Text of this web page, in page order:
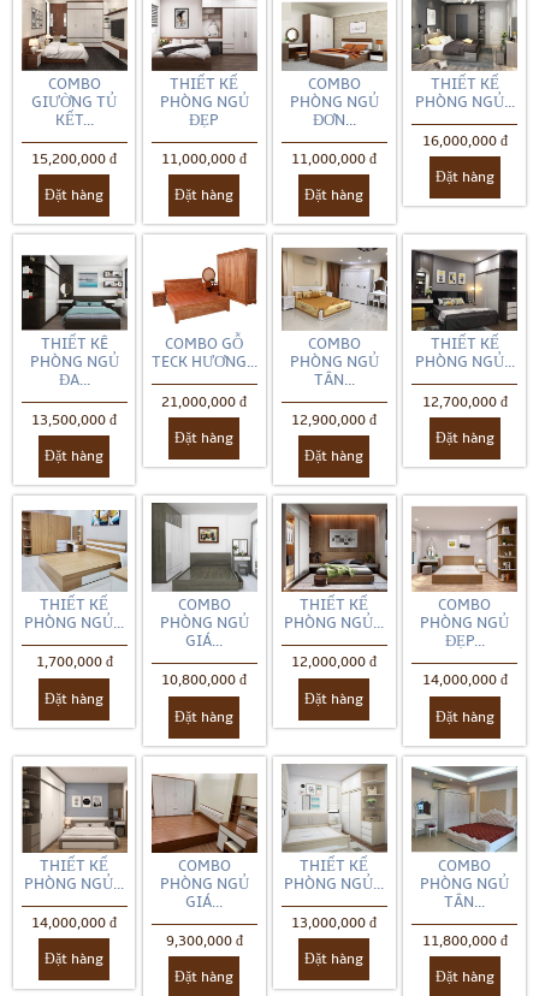
COMBO
GIƯỜNG TỦ
KẾT...
15,200,000 đ
Đặt hàng
THIẾT KẾ
PHÒNG NGỦ
ĐẸP
11,000,000 đ
Đặt hàng
COMBO
PHÒNG NGỦ
ĐƠN...
11,000,000 đ
Đặt hàng
THIẾT KẾ
PHÒNG NGỦ...
16,000,000 đ
Đặt hàng
THIẾT KÊ
PHÒNG NGỦ
ĐA...
13,500,000 đ
Đặt hàng
COMBO GỖ
TECK HƯƠNG...
21,000,000 đ
Đặt hàng
COMBO
PHÒNG NGỦ
TÂN...
12,900,000 đ
Đặt hàng
THIẾT KẾ
PHÒNG NGỦ...
12,700,000 đ
Đặt hàng
THIẾT KẾ
PHÒNG NGỦ...
1,700,000 đ
Đặt hàng
COMBO
PHÒNG NGỦ
GIÁ...
10,800,000 đ
Đặt hàng
THIẾT KẾ
PHÒNG NGỦ...
12,000,000 đ
Đặt hàng
COMBO
PHÒNG NGỦ
ĐẸP...
14,000,000 đ
Đặt hàng
THIẾT KẾ
PHÒNG NGỦ...
14,000,000 đ
Đặt hàng
COMBO
PHÒNG NGỦ
GIÁ...
9,300,000 đ
Đặt hàng
THIẾT KẾ
PHÒNG NGỦ...
13,000,000 đ
Đặt hàng
COMBO
PHÒNG NGỦ
TÂN...
11,800,000 đ
Đặt hàng